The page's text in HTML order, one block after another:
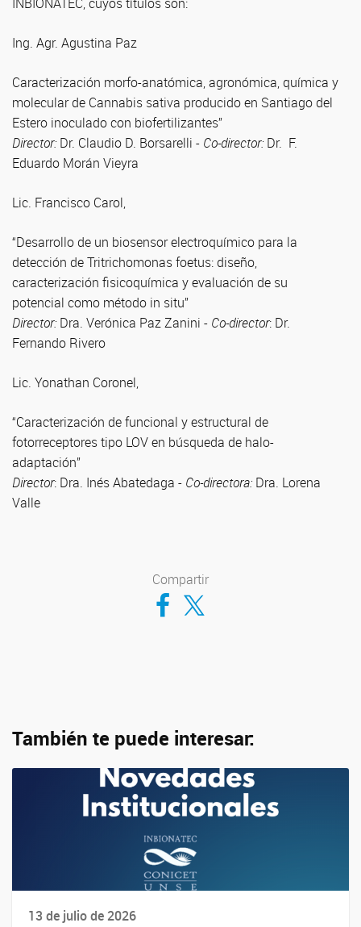
Ing. Agr. Agustina Paz
Caracterización morfo-anatómica, agronómica, química y
molecular de Cannabis sativa producido en Santiago del
Estero inoculado con biofertilizantes”
Director: Dr. Claudio D. Borsarelli - Co-director: Dr. F.
Eduardo Morán Vieyra
Lic. Francisco Carol,
“Desarrollo de un biosensor electroquímico para la
detección de Tritrichomonas foetus: diseño,
caracterización fisicoquímica y evaluación de su
potencial como método in situ”
Director: Dra. Verónica Paz Zanini - Co-director: Dr.
Fernando Rivero
Lic. Yonathan Coronel,
“Caracterización de funcional y estructural de
fotorreceptores tipo LOV en búsqueda de halo-
adaptación”
Director: Dra. Inés Abatedaga - Co-directora: Dra. Lorena
Valle
Compartir
Compartir en Facebook
Compartir en Twitter
También te puede interesar:
13 de julio de 2026